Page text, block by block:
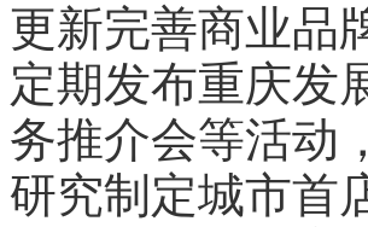
更新完善商业品
定期发布重庆发
务推介会等活动
研究制定城市首